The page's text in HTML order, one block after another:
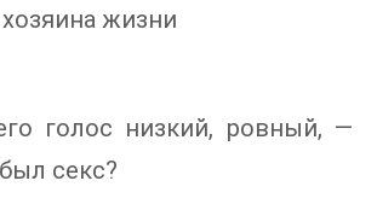
жизни
голос низкий, ровный, —
секс?